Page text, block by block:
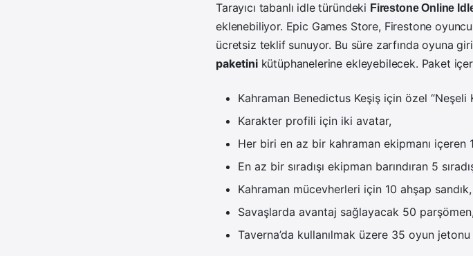
Tarayıcı tabanlı idle türündeki Firestone Online
eklenebiliyor. Epic Games Store, Firestone
ücretsiz teklif sunuyor. Bu süre zarfında oyuna
paketinikütüphanelerine ekleyebilecek. Paket
Kahraman Benedictus Keşiş için özel “Neşeli
Karakter profili için iki avatar,
Her biri en az bir kahraman ekipmanı içeren
En az bir sıradışı ekipman barındıran 5
Kahraman mücevherleri için 10 ahşap sandık,
Savaşlarda avantaj sağlayacak 50 parşömen,
Taverna’da kullanılmak üzere 35 oyun